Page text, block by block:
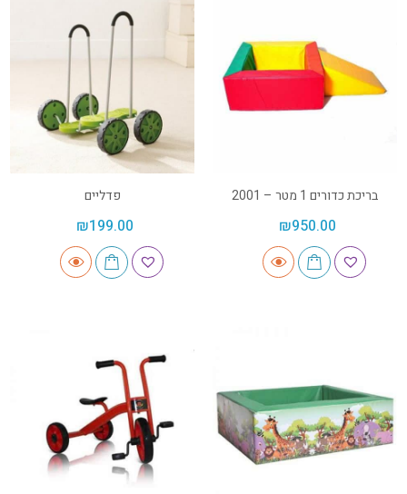
בריכת כדורים 1 מטר – 2001
₪950.00
פדליים
₪199.00